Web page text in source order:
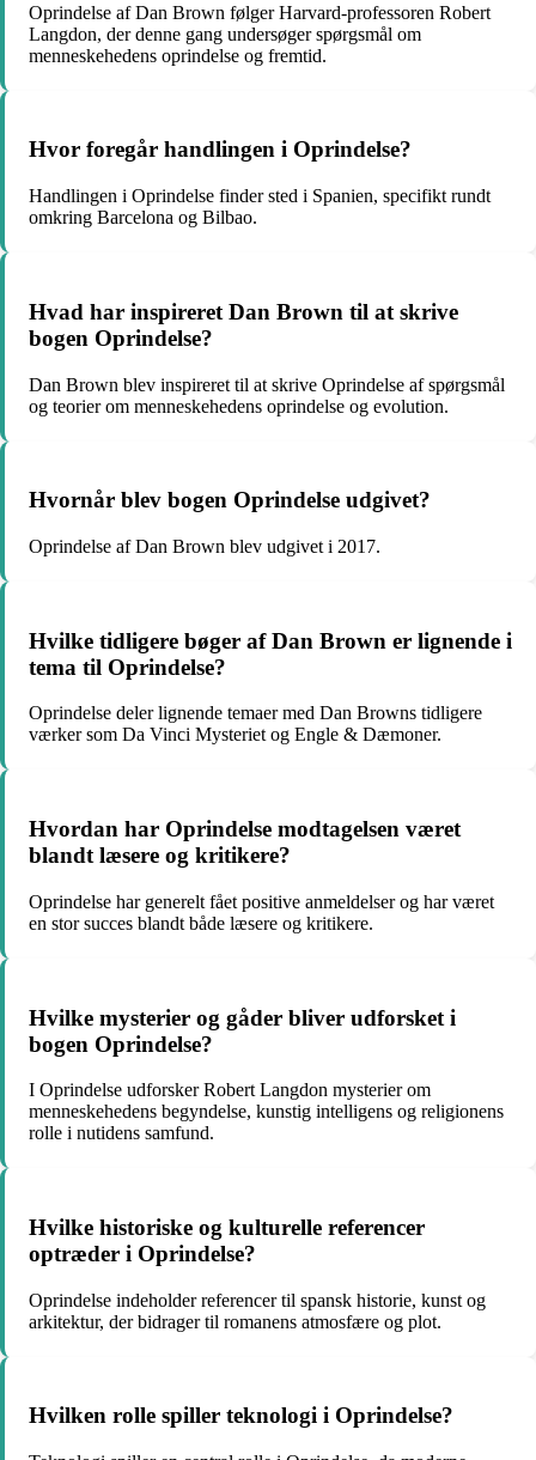
Oprindelse af Dan Brown følger Harvard-professoren Robert
Langdon, der denne gang undersøger spørgsmål om
menneskehedens oprindelse og fremtid.
Hvor foregår handlingen i Oprindelse?
Handlingen i Oprindelse finder sted i Spanien, specifikt rundt
omkring Barcelona og Bilbao.
Hvad har inspireret Dan Brown til at skrive
bogen Oprindelse?
Dan Brown blev inspireret til at skrive Oprindelse af spørgsmål
og teorier om menneskehedens oprindelse og evolution.
Hvornår blev bogen Oprindelse udgivet?
Oprindelse af Dan Brown blev udgivet i 2017.
Hvilke tidligere bøger af Dan Brown er lignende i
tema til Oprindelse?
Oprindelse deler lignende temaer med Dan Browns tidligere
værker som Da Vinci Mysteriet og Engle & Dæmoner.
Hvordan har Oprindelse modtagelsen været
blandt læsere og kritikere?
Oprindelse har generelt fået positive anmeldelser og har været
en stor succes blandt både læsere og kritikere.
Hvilke mysterier og gåder bliver udforsket i
bogen Oprindelse?
I Oprindelse udforsker Robert Langdon mysterier om
menneskehedens begyndelse, kunstig intelligens og religionens
rolle i nutidens samfund.
Hvilke historiske og kulturelle referencer
optræder i Oprindelse?
Oprindelse indeholder referencer til spansk historie, kunst og
arkitektur, der bidrager til romanens atmosfære og plot.
Hvilken rolle spiller teknologi i Oprindelse?